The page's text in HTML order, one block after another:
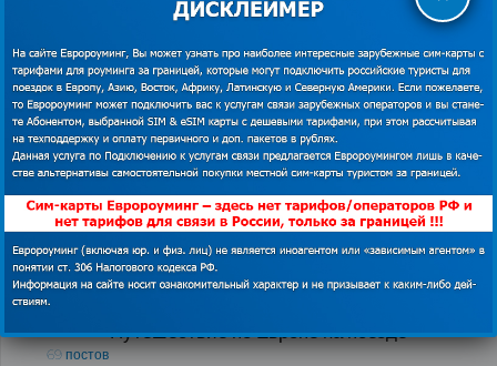
Визовые центры
89 постов
Все развлечения мира
88 постов
Автомобильные дороги Европы
Как экономить в роуминге за границей
76 постов
Обучение заграницей и языковые курсы
71 пост
Путешествие по Европе на поезде
69 постов